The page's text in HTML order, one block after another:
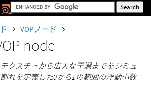
VOPノード
node
クスチャから広大な干潟までをシミュ
れを定義した0から1の範囲の浮動小数